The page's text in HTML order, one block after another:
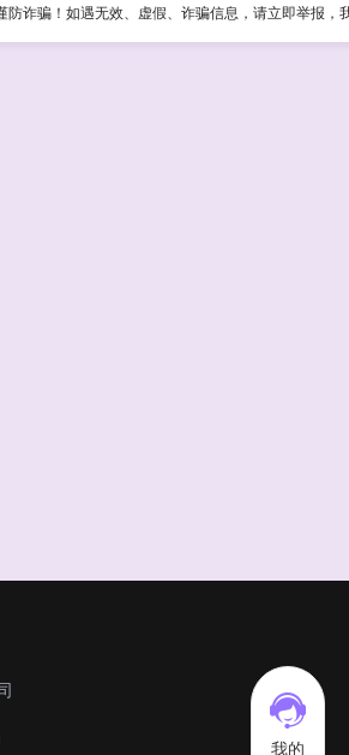
我的
防诈骗！如遇无效、虚假、诈骗信息，请立即举报，